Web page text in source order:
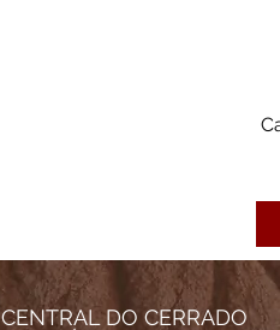
CENTRAL DO CERRADO